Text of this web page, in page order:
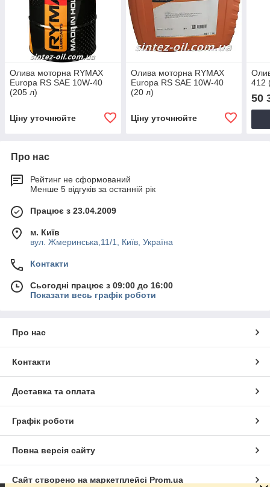
Олива моторна RYMAX
Europa RS SAE 10W-40
(205 л)
Ціну уточнюйте
Олива моторна RYMAX
Europa RS SAE 10W-40
(20 л)
Ціну уточнюйте
412
50
Про нас
Рейтинг не сформований
Менше 5 відгуків за останній рік
Працює з 23.04.2009
м. Київ
вул. Жмеринська,11/1, Київ, Україна
Контакти
Сьогодні працює з 09:00 до 16:00
Показати весь графік роботи
Про нас
Контакти
Доставка та оплата
Графік роботи
Повна версія сайту
Сайт створено на маркетплейсі Prom.ua